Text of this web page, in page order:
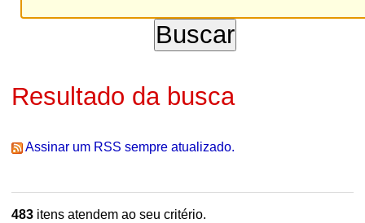
Resultado da busca
Assinar um RSS sempre atualizado.
483itens atendem ao seu critério.